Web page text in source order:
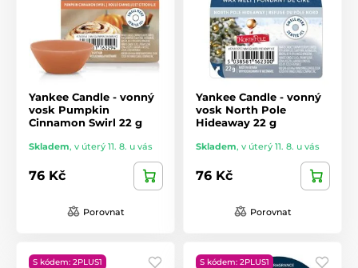
Yankee Candle - vonný
vosk Pumpkin
Cinnamon Swirl 22 g
Skladem, v úterý 11. 8. u vás
76 Kč
Porovnat
Yankee Candle - vonný
vosk North Pole
Hideaway 22 g
Skladem, v úterý 11. 8. u vás
76 Kč
Porovnat
S kódem: 2PLUS1 S kódem: 2PLUS1